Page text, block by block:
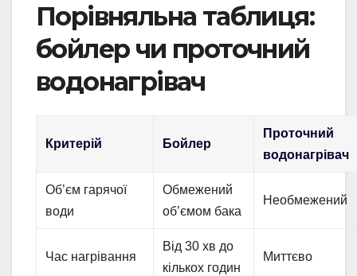
Порівняльна таблиця:
бойлер чи проточний
водонагрівач
Критерій Бойлер
Проточний
водонагрівач
Об’єм гарячої
води
Обмежений
об’ємом бака
Необмежений
Час нагрівання
Від 30 хв до
кількох годин
Миттєво